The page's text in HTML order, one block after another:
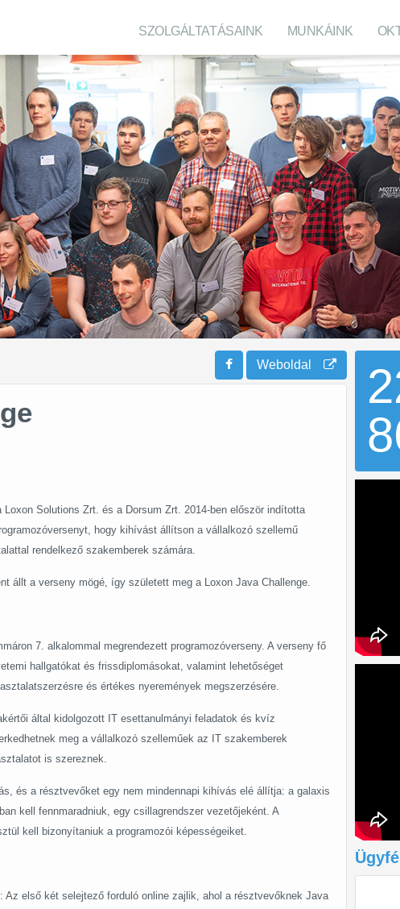
SZOLGÁLTATÁSAINK MUNKÁINK
Weboldal
Solutions Zrt. és a Dorsum Zrt. 2014-ben először indította
hogy kihívást állítson a vállalkozó szellemű
rendelkező szakemberek számára.
állt a verseny mögé, így született meg a Loxon Java Challenge.
7. alkalommal megrendezett programozóverseny. A verseny fő
hallgatókat és frissdiplomásokat, valamint lehetőséget
és értékes nyeremények megszerzésére.
által kidolgozott IT esettanulmányi feladatok és kvíz
meg a vállalkozó szelleműek az IT szakemberek
is szereznek.
és a résztvevőket egy nem mindennapi kihívás elé állítja: a galaxis
kell fennmaradniuk, egy csillagrendszer vezetőjeként. A
kell bizonyítaniuk a programozói képességeiket.
Az első két selejtező forduló online zajlik, ahol a résztvevőknek Java